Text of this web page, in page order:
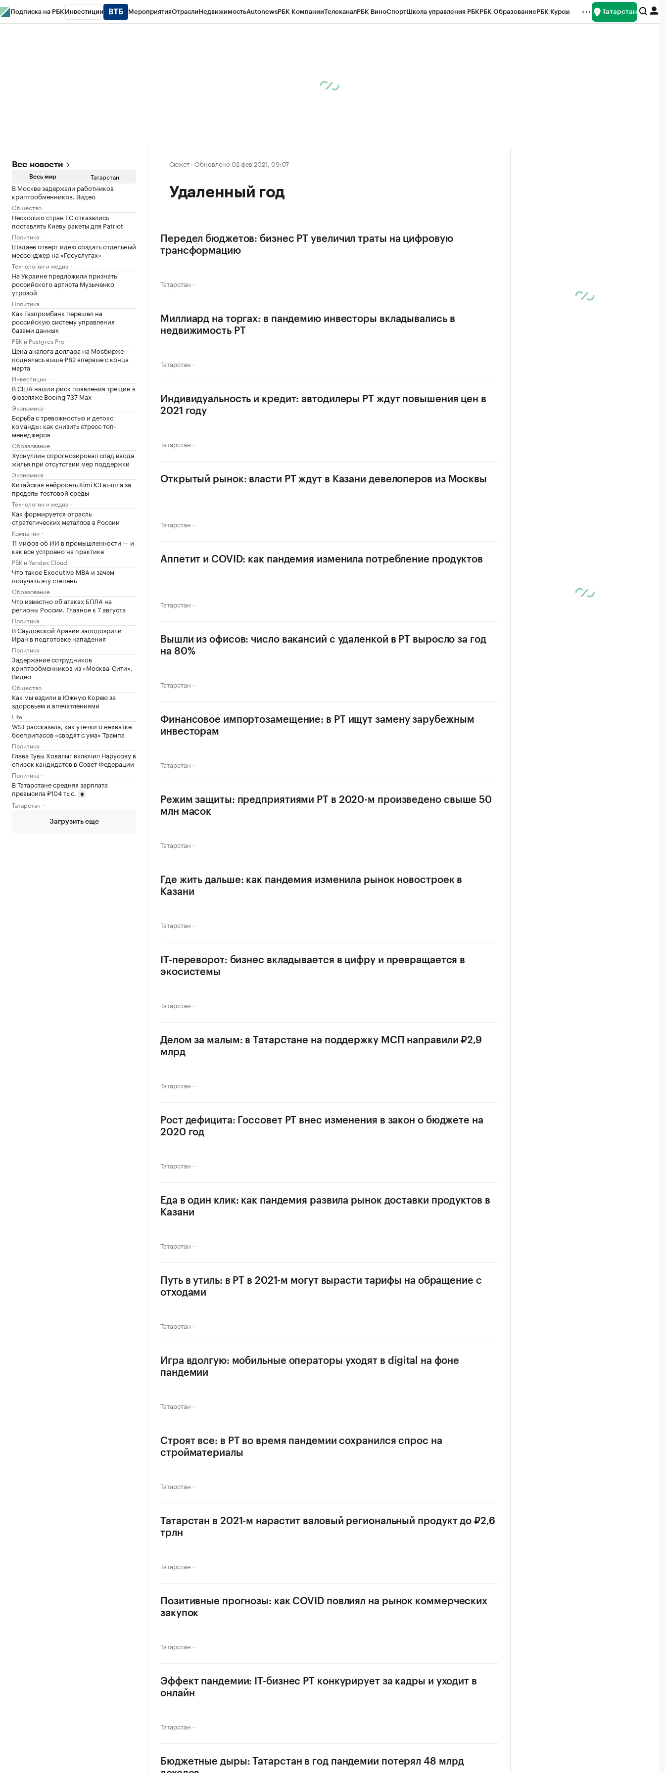
Подписка на РБК Инвестиции МероприятияОтраслиНедвижимостьAutonewsРБК КомпанииТелеканалРБК ВиноСпортШкола управления РБКРБК ОбразованиеРБК Курсы Татарстан
Все новости
Весь мир Татарстан
В Москве задержали работников
криптообменников. Видео
Общество
Несколько стран ЕС отказались
поставлять Киеву ракеты для Patriot
Политика
Шадаев отверг идею создать отдельный
мессенджер на «Госуслугах»
Технологии и медиа
На Украине предложили признать
российского артиста Музыченко
угрозой
Политика
Как Газпромбанк перешел на
российскую систему управления
базами данных
РБК и Postgres Pro
Цена аналога доллара на Мосбирже
поднялась выше ₽82 впервые с конца
марта
Инвестиции
В США нашли риск появления трещин в
фюзеляже Boeing 737 Max
Экономика
Борьба с тревожностью и детокс
команды: как снизить стресс топ-
менеджеров
Образование
Хуснуллин спрогнозировал спад ввода
жилья при отсутствии мер поддержки
Экономика
Китайская нейросеть Kimi K3 вышла за
пределы тестовой среды
Технологии и медиа
Как формируется отрасль
стратегических металлов в России
Компании
11 мифов об ИИ в промышленности — и
как все устроено на практике
РБК и Yandex Cloud
Что такое Executive MBA и зачем
получать эту степень
Образование
Что известно об атаках БПЛА на
регионы России. Главное к 7 августа
Политика
В Саудовской Аравии заподозрили
Иран в подготовке нападения
Политика
Задержание сотрудников
криптообменников из «Москва-Сити».
Видео
Общество
Как мы ездили в Южную Корею за
здоровьем и впечатлениями
Life
WSJ рассказала, как утечки о нехватке
боеприпасов «сводят с ума» Трампа
Политика
Глава Тувы Ховалыг включил Нарусову в
список кандидатов в Совет Федерации
Политика
В Татарстане средняя зарплата
превысила ₽104 тыс.
Татарстан
Загрузить еще
Сюжет · Обновлено 02 фев 2021, 09:07
Удаленный год
Передел бюджетов: бизнес РТ увеличил траты на цифровую
трансформацию
Татарстан
Миллиард на торгах: в пандемию инвесторы вкладывались в
недвижимость РТ
Татарстан
Индивидуальность и кредит: автодилеры РТ ждут повышения цен в
2021 году
Татарстан
Открытый рынок: власти РТ ждут в Казани девелоперов из Москвы
Татарстан
Аппетит и COVID: как пандемия изменила потребление продуктов
Татарстан
Вышли из офисов: число вакансий с удаленкой в РТ выросло за год
на 80%
Татарстан
Финансовое импортозамещение: в РТ ищут замену зарубежным
инвесторам
Татарстан
Режим защиты: предприятиями РТ в 2020-м произведено свыше 50
млн масок
Татарстан
Где жить дальше: как пандемия изменила рынок новостроек в
Казани
Татарстан
IT-переворот: бизнес вкладывается в цифру и превращается в
экосистемы
Татарстан
Делом за малым: в Татарстане на поддержку МСП направили ₽2,9
млрд
Татарстан
Рост дефицита: Госсовет РТ внес изменения в закон о бюджете на
2020 год
Татарстан
Еда в один клик: как пандемия развила рынок доставки продуктов в
Казани
Татарстан
Путь в утиль: в РТ в 2021-м могут вырасти тарифы на обращение с
отходами
Татарстан
Игра вдолгую: мобильные операторы уходят в digital на фоне
пандемии
Татарстан
Строят все: в РТ во время пандемии сохранился спрос на
стройматериалы
Татарстан
Татарстан в 2021-м нарастит валовый региональный продукт до ₽2,6
трлн
Татарстан
Позитивные прогнозы: как COVID повлиял на рынок коммерческих
закупок
Татарстан
Эффект пандемии: IT-бизнес РТ конкурирует за кадры и уходит в
онлайн
Татарстан
Бюджетные дыры: Татарстан в год пандемии потерял 48 млрд